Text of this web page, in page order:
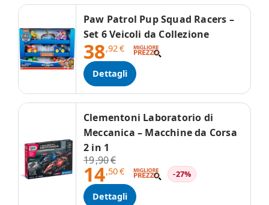
Paw Patrol Pup Squad Racers –
Set 6 Veicoli da Collezione
38,92€
Dettagli
Clementoni Laboratorio di
Meccanica – Macchine da Corsa
2 in 1
19,90€
14,50€ -27%
Dettagli